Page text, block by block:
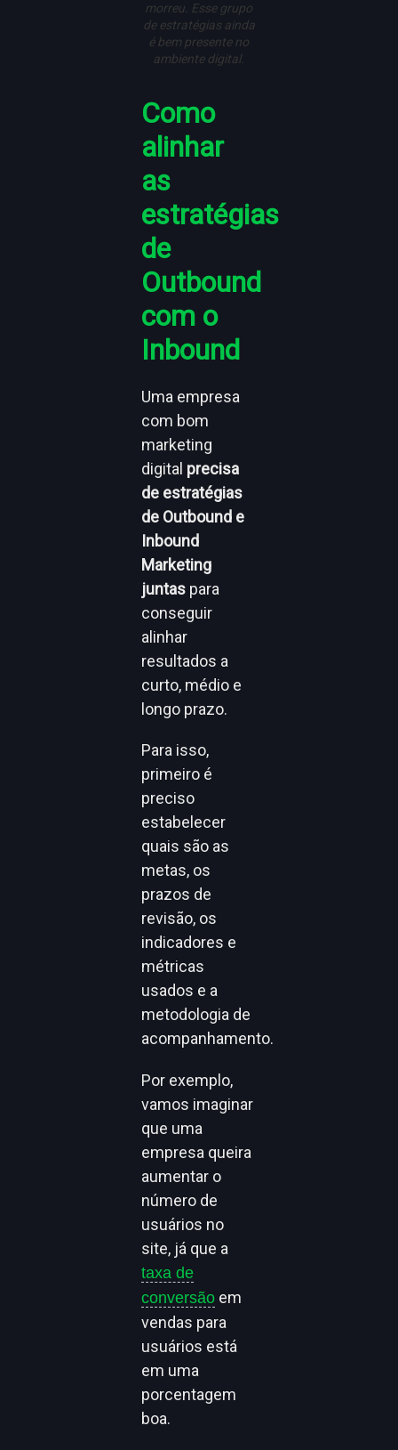
morreu. Esse grupo
de estratégias ainda
é bem presente no
ambiente digital.
Como
alinhar
as
estratégias
de
Outbound
com o
Inbound
Uma empresa
com bom
marketing
digital precisa
de estratégias
de Outbound e
Inbound
Marketing
juntas para
conseguir
alinhar
resultados a
curto, médio e
longo prazo.
Para isso,
primeiro é
preciso
estabelecer
quais são as
metas, os
prazos de
revisão, os
indicadores e
métricas
usados e a
metodologia de
acompanhamento.
Por exemplo,
vamos imaginar
que uma
empresa queira
aumentar o
número de
usuários no
site, já que a
taxa de
conversão em
vendas para
usuários está
em uma
porcentagem
boa.